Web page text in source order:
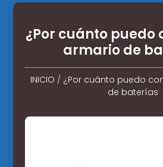
¿Por cuánto puedo
armario de
INICIO / ¿Por cuánto puedo
de baterías